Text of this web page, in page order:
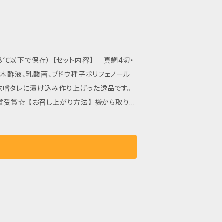
以下で保存） 【セット内容】 真鯛4切・
タレに漬け込み作り上げった逸品です。
から取り出